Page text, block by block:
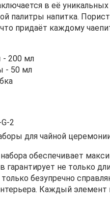
в её
палитры напитка.
что придаёт каждому
- 200 мл
- 50 мл
2
для чайной
обеспечивает
гарантирует не только
безупречно
Каждый